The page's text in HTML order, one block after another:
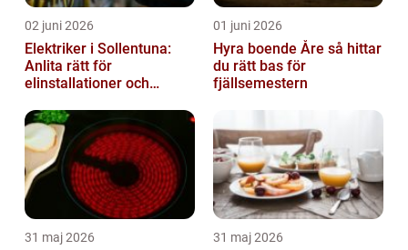
02 juni 2026
Elektriker i Sollentuna:
Anlita rätt för
elinstallationer och
01 juni 2026
Hyra boende Åre så hittar
du rätt bas för
fjällsemestern
31 maj 2026 31 maj 2026